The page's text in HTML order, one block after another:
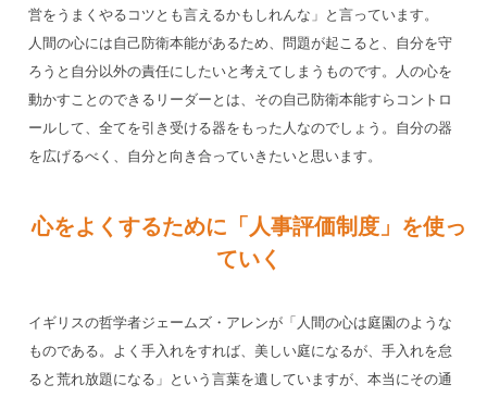
営をうまくやるコツとも言えるかもしれんな」と言っています。
人間の心には自己防衛本能があるため、問題が起こると、自分を守
ろうと自分以外の責任にしたいと考えてしまうものです。人の心を
動かすことのできるリーダーとは、その自己防衛本能すらコントロ
ールして、全てを引き受ける器をもった人なのでしょう。自分の器
を広げるべく、自分と向き合っていきたいと思います。
心をよくするために「人事評価制度」を使っ
ていく
イギリスの哲学者ジェームズ・アレンが「人間の心は庭園のような
ものである。よく手入れをすれば、美しい庭になるが、手入れを怠
ると荒れ放題になる」という言葉を遺していますが、本当にその通